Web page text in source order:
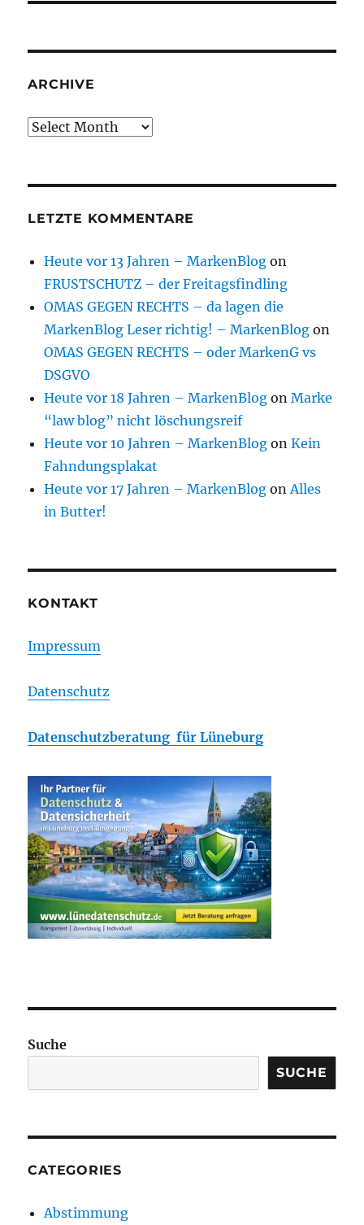
ARCHIVE
Archive
LETZTE KOMMENTARE
Heute vor 13 Jahren – MarkenBlog on
FRUSTSCHUTZ – der Freitagsfindling
OMAS GEGEN RECHTS – da lagen die
MarkenBlog Leser richtig! – MarkenBlog on
OMAS GEGEN RECHTS – oder MarkenG vs
DSGVO
Heute vor 18 Jahren – MarkenBlog onMarke
“law blog” nicht löschungsreif
Heute vor 10 Jahren – MarkenBlog onKein
Fahndungsplakat
Heute vor 17 Jahren – MarkenBlog onAlles
in Butter!
KONTAKT
Impressum
Datenschutz
Datenschutzberatung für Lüneburg
Suche
SUCHE
CATEGORIES
Abstimmung